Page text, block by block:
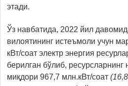
этади.
Ўз навбатида, 2022 йил
вилоятининг истеъмоли учун
кВт/соат электр энергия
берилган бўлиб, ресурсларнинг
миқдори 967,7 млн.кВт/соат